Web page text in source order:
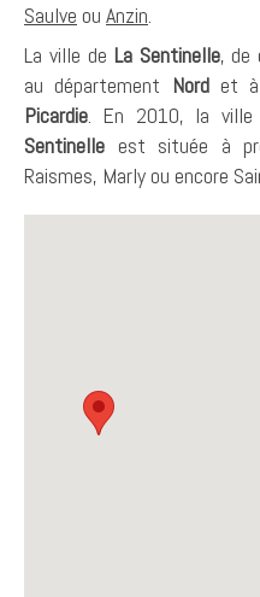
Saulve ou Anzin.
La ville de La Sentinelle, de
au département Nordet à
Picardie. En 2010, la ville
Sentinelle est située à
Raismes, Marly ou encore